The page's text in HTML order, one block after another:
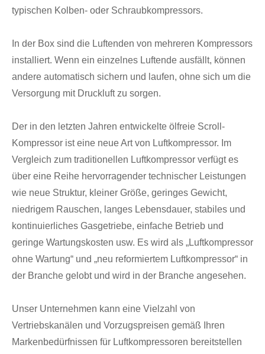
typischen Kolben- oder Schraubkompressors.
In der Box sind die Luftenden von mehreren Kompressors
installiert. Wenn ein einzelnes Luftende ausfällt, können
andere automatisch sichern und laufen, ohne sich um die
Versorgung mit Druckluft zu sorgen.
Der in den letzten Jahren entwickelte ölfreie Scroll-
Kompressor ist eine neue Art von Luftkompressor. Im
Vergleich zum traditionellen Luftkompressor verfügt es
über eine Reihe hervorragender technischer Leistungen
wie neue Struktur, kleiner Größe, geringes Gewicht,
niedrigem Rauschen, langes Lebensdauer, stabiles und
kontinuierliches Gasgetriebe, einfache Betrieb und
geringe Wartungskosten usw. Es wird als „Luftkompressor
ohne Wartung“ und „neu reformiertem Luftkompressor“ in
der Branche gelobt und wird in der Branche angesehen.
Unser Unternehmen kann eine Vielzahl von
Vertriebskanälen und Vorzugspreisen gemäß Ihren
Markenbedürfnissen für Luftkompressoren bereitstellen